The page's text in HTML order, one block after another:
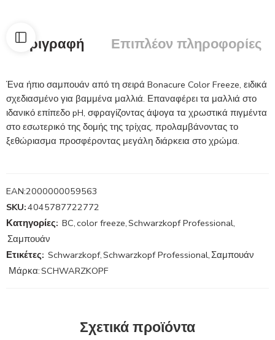
Περιγραφή Επιπλέον πληροφορίες
Ένα ήπιο σαμπουάν από τη σειρά Bonacure Color Freeze, ειδικά
σχεδιασμένο για βαμμένα μαλλιά. Επαναφέρει τα μαλλιά στο
ιδανικό επίπεδο pH, σφραγίζοντας άψογα τα χρωστικά πιγμέντα
στο εσωτερικό της δομής της τρίχας, προλαμβάνοντας το
ξεθώριασμα προσφέροντας μεγάλη διάρκεια στο χρώμα.
EAN:2000000059563
SKU:4045787722772
Κατηγορίες: BC,color freeze,Schwarzkopf Professional,
Σαμπουάν
Ετικέτες: Schwarzkopf,Schwarzkopf Professional,Σαμπουάν
Μάρκα:SCHWARZKOPF
Σχετικά προϊόντα